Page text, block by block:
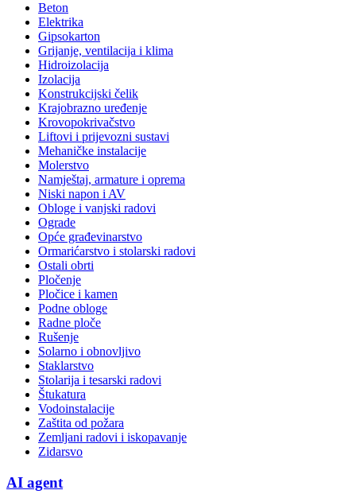
Beton
Elektrika
Gipsokarton
Grijanje, ventilacija i klima
Hidroizolacija
Izolacija
Konstrukcijski čelik
Krajobrazno uređenje
Krovopokrivačstvo
Liftovi i prijevozni sustavi
Mehaničke instalacije
Molerstvo
Namještaj, armature i oprema
Niski napon i AV
Obloge i vanjski radovi
Ograde
Opće građevinarstvo
Ormarićarstvo i stolarski radovi
Ostali obrti
Pločenje
Pločice i kamen
Podne obloge
Radne ploče
Rušenje
Solarno i obnovljivo
Staklarstvo
Stolarija i tesarski radovi
Štukatura
Vodoinstalacije
Zaštita od požara
Zemljani radovi i iskopavanje
Zidarsvo
AI agent